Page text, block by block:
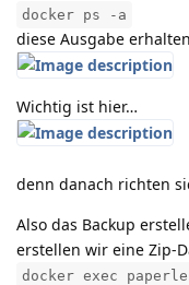
docker ps -a
diese Ausgabe
Wichtig ist hier…
denn danach richten
Also das Backup
erstellen wir eine Zip-
docker exec